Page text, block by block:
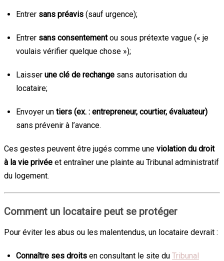
Entrer sans préavis (sauf urgence);
Entrer sans consentementou sous prétexte vague (« je
voulais vérifier quelque chose »);
Laisser une clé de rechange sans autorisation du
locataire;
Envoyer un tiers (ex. : entrepreneur, courtier, évaluateur)
sans prévenir à l’avance.
Ces gestes peuvent être jugés comme une violation du droit
à la vie privée et entraîner une plainte au Tribunal administratif
du logement.
Comment un locataire peut se protéger
Pour éviter les abus ou les malentendus, un locataire devrait :
Connaître ses droits en consultant le site du Tribunal